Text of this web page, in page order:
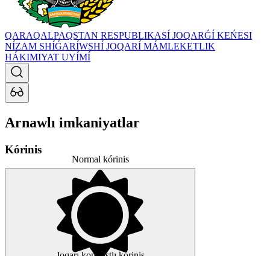
QARAQALPAQSTAN RESPUBLIKASÍ JOQARǴÍ KEŃESI
NÍZAM SHÍǴARÍWSHÍ JOQARÍ MÁMLEKETLIK
HÁKIMIYAT UYÍMÍ
Arnawlı imkaniyatlar
Kórinis
Normal kórinis